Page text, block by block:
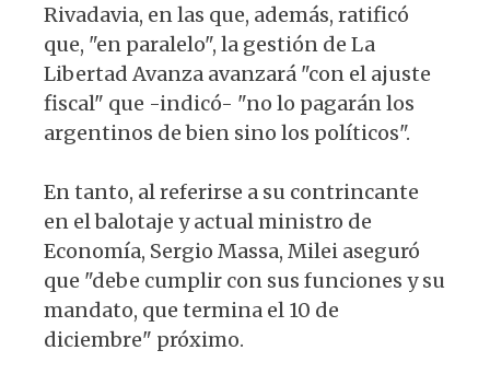
Rivadavia, en las que, además, ratificó
que, "en paralelo", la gestión de La
Libertad Avanza avanzará "con el ajuste
fiscal" que -indicó- "no lo pagarán los
argentinos de bien sino los políticos".
En tanto, al referirse a su contrincante
en el balotaje y actual ministro de
Economía, Sergio Massa, Milei aseguró
que "debe cumplir con sus funciones y su
mandato, que termina el 10 de
diciembre" próximo.